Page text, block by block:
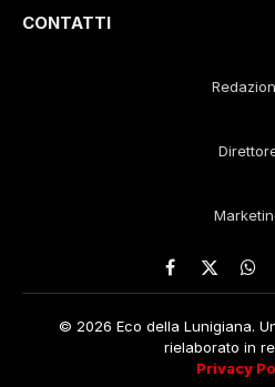
CONTATTI
Facebook
X
© 2026 Eco della Lunigiana.
rielaborato in
Privacy